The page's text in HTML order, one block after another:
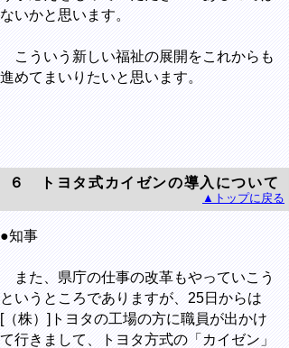
ないかと思います。
こういう新しい福祉の展開をこれからも
進めてまいりたいと思います。
６ トヨタ式カイゼンの導入について
▲トップに戻る
●知事
また、県庁の仕事の改革もやっていこう
というところでありますが、25日からは
[（株）]トヨタの工場の方に職員が出かけ
て行きまして、トヨタ方式の「カイゼン」